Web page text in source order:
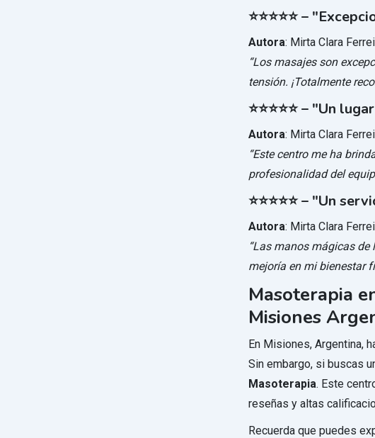
⭐⭐⭐⭐⭐ –
Autora: Mirta Clara
“Los masajes son
tensión. ¡Totalmente
⭐⭐⭐⭐⭐ – "Un
Autora: Mirta Clara
“Este centro me ha
profesionalidad del
⭐⭐⭐⭐⭐ – "Un
Autora: Mirta Clara
“Las manos mágicas
mejoría en mi bienestar
Masoterapia
Misiones
En Misiones, Argentina,
Sin embargo, si buscas
Masoterapia. Este
reseñas y altas
Recuerda que puedes